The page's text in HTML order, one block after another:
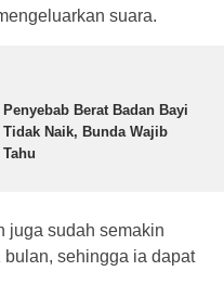
suara.
Penyebab Berat Badan Bayi
Tidak Naik, Bunda Wajib
Tahu
juga sudah semakin
sehingga ia dapat